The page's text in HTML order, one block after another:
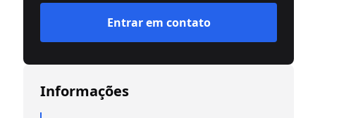
Entrar em contato
Informações